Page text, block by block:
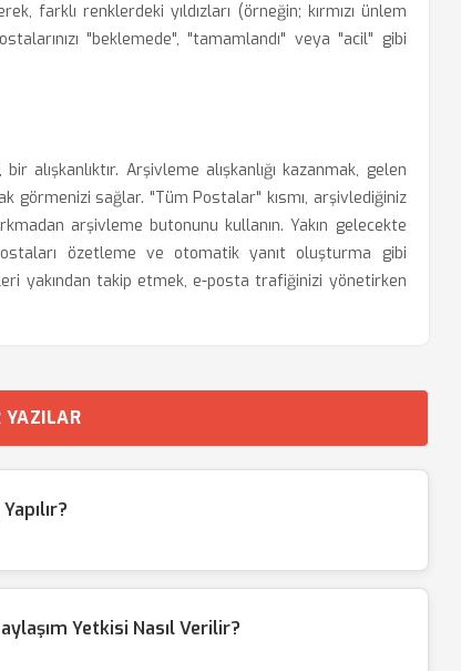
farklı renklerdeki yıldızları (örneğin; kırmızı ünlem
"beklemede", "tamamlandı" veya "acil" gibi
Arşivleme alışkanlığı kazanmak, gelen
görmenizi sağlar. "Tüm Postalar" kısmı, arşivlediğiniz
arşivleme butonunu kullanın. Yakın gelecekte
özetleme ve otomatik yanıt oluşturma gibi
yakından takip etmek, e-posta trafiğinizi yönetirken
YAZILAR
Yetkisi Nasıl Verilir?